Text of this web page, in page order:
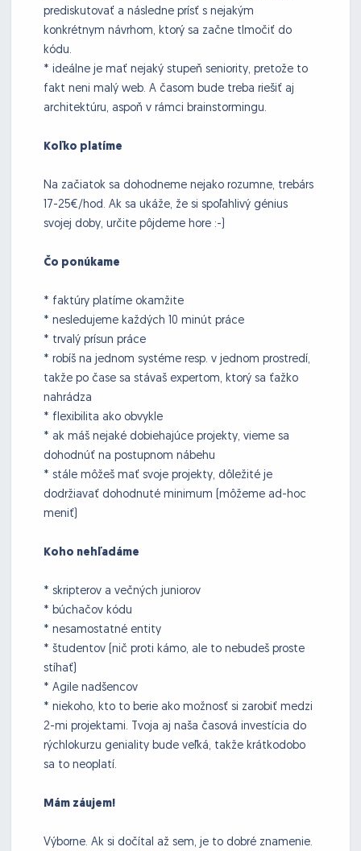
prediskutovať a následne prísť s nejakým
konkrétnym návrhom, ktorý sa začne tlmočiť do
kódu.
* ideálne je mať nejaký stupeň seniority, pretože to
fakt neni malý web. A časom bude treba riešiť aj
architektúru, aspoň v rámci brainstormingu.
Koľko platíme
Na začiatok sa dohodneme nejako rozumne, trebárs
17-25€/hod. Ak sa ukáže, že si spoľahlivý génius
svojej doby, určite pôjdeme hore :-)
Čo ponúkame
* faktúry platíme okamžite
* nesledujeme každých 10 minút práce
* trvalý prísun práce
* robíš na jednom systéme resp. v jednom prostredí,
takže po čase sa stávaš expertom, ktorý sa ťažko
nahrádza
* flexibilita ako obvykle
* ak máš nejaké dobiehajúce projekty, vieme sa
dohodnúť na postupnom nábehu
* stále môžeš mať svoje projekty, dôležité je
dodržiavať dohodnuté minimum (môžeme ad-hoc
meniť)
Koho nehľadáme
* skripterov a večných juniorov
* búchačov kódu
* nesamostatné entity
* študentov (nič proti kámo, ale to nebudeš proste
stíhať)
* Agile nadšencov
* niekoho, kto to berie ako možnosť si zarobiť medzi
2-mi projektami. Tvoja aj naša časová investícia do
rýchlokurzu geniality bude veľká, takže krátkodobo
sa to neoplatí.
Mám záujem!
Výborne. Ak si dočítal až sem, je to dobré znamenie.